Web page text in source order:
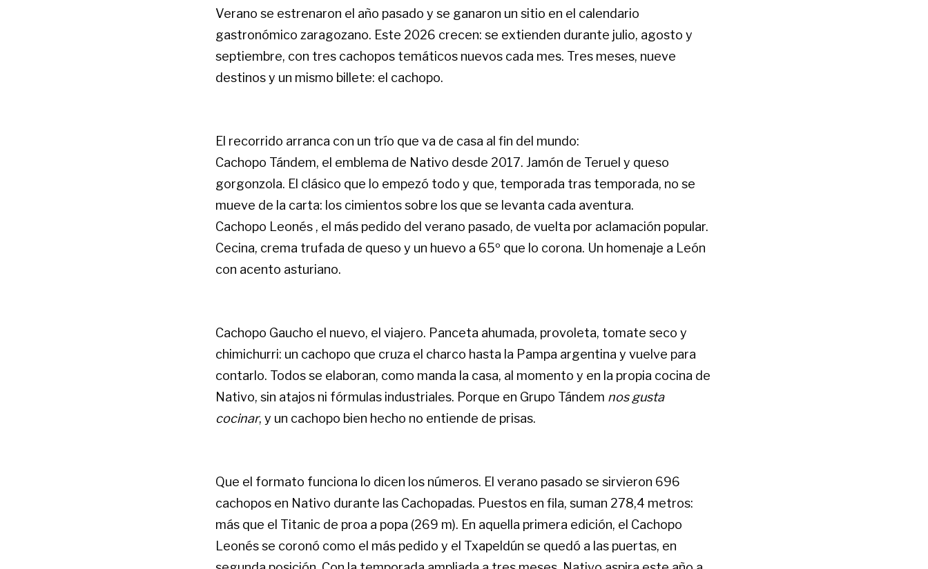
Verano se estrenaron el año pasado y se ganaron un sitio en el calendario
gastronómico zaragozano. Este 2026 crecen: se extienden durante julio, agosto y
septiembre, con tres cachopos temáticos nuevos cada mes. Tres meses, nueve
destinos y un mismo billete: el cachopo.
El recorrido arranca con un trío que va de casa al fin del mundo:
Cachopo Tándem, el emblema de Nativo desde 2017. Jamón de Teruel y queso
gorgonzola. El clásico que lo empezó todo y que, temporada tras temporada, no se
mueve de la carta: los cimientos sobre los que se levanta cada aventura.
Cachopo Leonés , el más pedido del verano pasado, de vuelta por aclamación popular.
Cecina, crema trufada de queso y un huevo a 65º que lo corona. Un homenaje a León
con acento asturiano.
Cachopo Gaucho el nuevo, el viajero. Panceta ahumada, provoleta, tomate seco y
chimichurri: un cachopo que cruza el charco hasta la Pampa argentina y vuelve para
contarlo. Todos se elaboran, como manda la casa, al momento y en la propia cocina de
Nativo, sin atajos ni fórmulas industriales. Porque en Grupo Tándem nos gusta
cocinar, y un cachopo bien hecho no entiende de prisas.
Que el formato funciona lo dicen los números. El verano pasado se sirvieron 696
cachopos en Nativo durante las Cachopadas. Puestos en fila, suman 278,4 metros:
más que el Titanic de proa a popa (269 m). En aquella primera edición, el Cachopo
Leonés se coronó como el más pedido y el Txapeldún se quedó a las puertas, en